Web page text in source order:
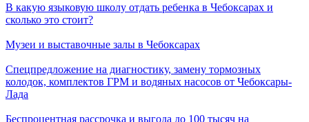
В какую языковую школу отдать ребенка в Чебоксарах и
сколько это стоит?
Музеи и выставочные залы в Чебоксарах
Спецпредложение на диагностику, замену тормозных
колодок, комплектов ГРМ и водяных насосов от Чебоксары-
Лада
Беспроцентная рассрочка и выгода до 100 тысяч на